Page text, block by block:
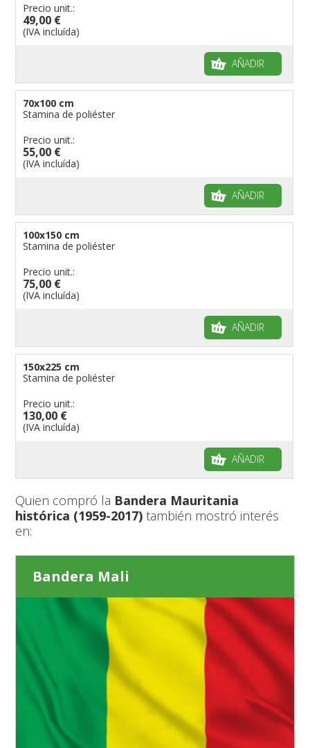
Precio unit.:
49,00 €
(IVA incluída)
AÑADIR
70x100 cm
Stamina de poliéster
Precio unit.:
55,00 €
(IVA incluída)
AÑADIR
100x150 cm
Stamina de poliéster
Precio unit.:
75,00 €
(IVA incluída)
AÑADIR
150x225 cm
Stamina de poliéster
Precio unit.:
130,00 €
(IVA incluída)
AÑADIR
Quien compró la Bandera Mauritania
histórica (1959-2017) también mostró interés
en:
Bandera Mali